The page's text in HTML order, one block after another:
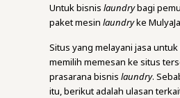
Untuk bisnislaundrybagi
paket mesinlaundryke
Situs yang melayani jasa
memilih memesan ke situs
prasarana bisnislaundry.
itu, berikut adalah ulasan